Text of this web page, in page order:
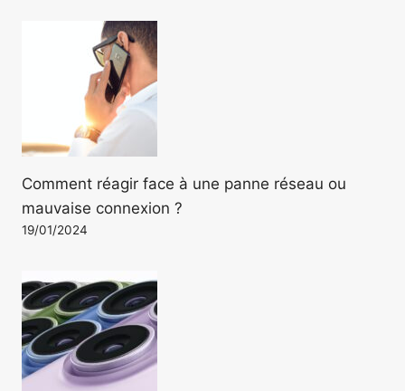
Comment réagir face à une panne réseau ou
mauvaise connexion ?
19/01/2024